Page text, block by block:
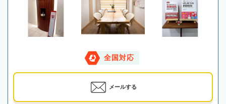
全国対応
メールする